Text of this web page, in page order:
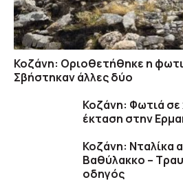
Κοζάνη: Οριοθετήθηκε η
Σβήστηκαν άλλες δύο
Κοζάνη: Φωτιά σε
έκταση στην
Κοζάνη: Νταλίκα
Βαθύλακκο –
οδηγός